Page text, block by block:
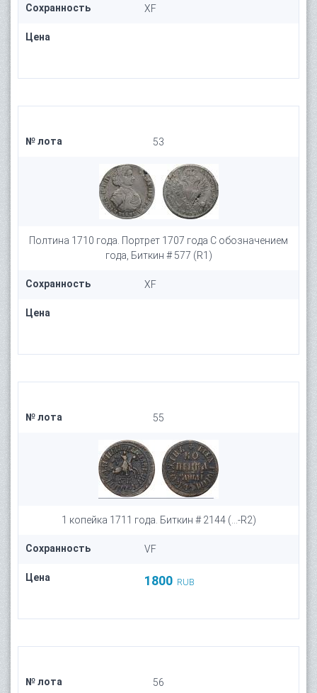
Сохранность XF
Цена
№ лота 53
Полтина 1710 года. Портрет 1707 года С обозначением
года, Биткин # 577 (R1)
Сохранность XF
Цена
№ лота 55
1 копейка 1711 года. Биткин # 2144 (...-R2)
Сохранность VF
Цена 1800 RUB
№ лота 56